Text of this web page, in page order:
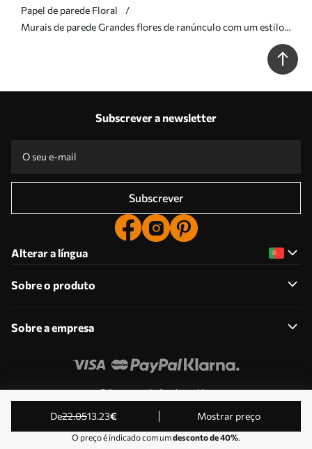
de22.0513.23€ Mostrar preço
O preço é indicado com umdesconto de 40%.
Papel de parede Floral
Murais de parede Grandes flores de ranúnculo com um estilo
Subscrever a newsletter
Subscrever
Alterar a língua
Sobre o produto
Sobre a empresa
Edite as permissões de cookies
© 2011-2026 Uwalls . Todos os direitos reservados.
Operado por KLW Sp. z o.o. VAT ID: PL9223057591.